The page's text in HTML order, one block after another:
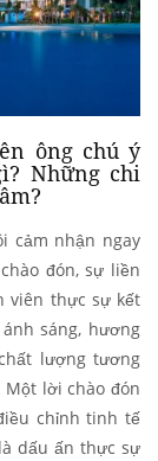
ông chú ý
Những chi
cảm nhận ngay
đón, sự liền
viên thực sự kết
sáng, hương
lượng tương
lời chào đón
chỉnh tinh tế
dấu ấn thực sự